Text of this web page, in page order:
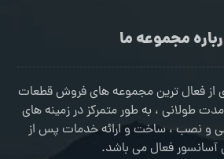
مجموعه ما
از فعال ترین مجموعه های فروش قطعات
طولانی ، به طور متمرکز در زمینه های
و نصب ، ساخت و ارائه خدمات پس از
فعال می باشد.